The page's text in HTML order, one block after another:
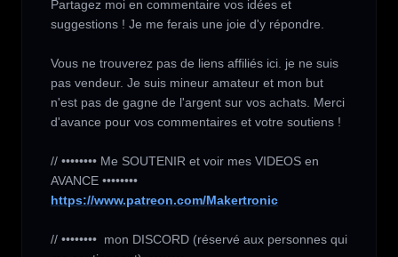
Partagez moi en commentaire vos idées et
suggestions ! Je me ferais une joie d'y répondre.
Vous ne trouverez pas de liens affiliés ici. je ne suis
pas vendeur. Je suis mineur amateur et mon but
n'est pas de gagne de l'argent sur vos achats. Merci
d'avance pour vos commentaires et votre soutiens !
// •••••••• Me SOUTENIR et voir mes VIDEOS en
https://www.patreon.com/Makertronic
// ••••••••  mon DISCORD (réservé aux personnes qui